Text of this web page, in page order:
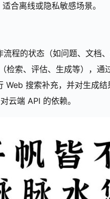
合离线或隐私敏感场景。
程的状态（如问题、文档、
检索、评估、生成等），通
Web 搜索补充，并对生成结
云端 API 的依赖。